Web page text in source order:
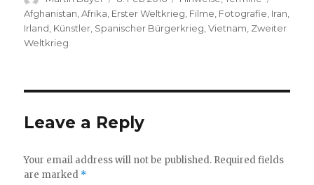
on
Afghanistan ,Afrika Erster Weltkrieg Filme Fotografie Iran
Irland Künstler Spanischer Bürgerkrieg ,Vietnam Zweiter
Weltkrieg
Leave a Reply
Your email address will not be published. Required fields
are marked *